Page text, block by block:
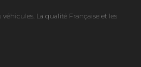
La qualité Française et les